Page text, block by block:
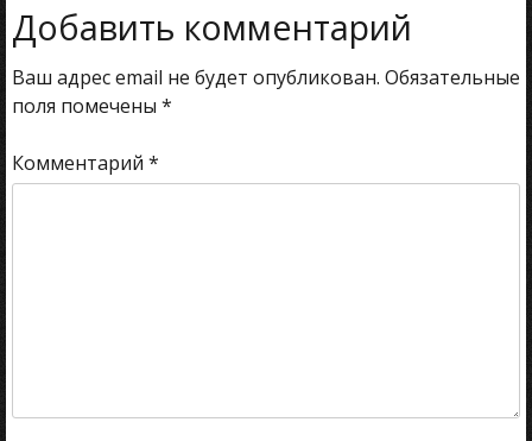
записям
Добавить комментарий
Ваш адрес email не будет опубликован. Обязательные
поля помечены *
Комментарий *